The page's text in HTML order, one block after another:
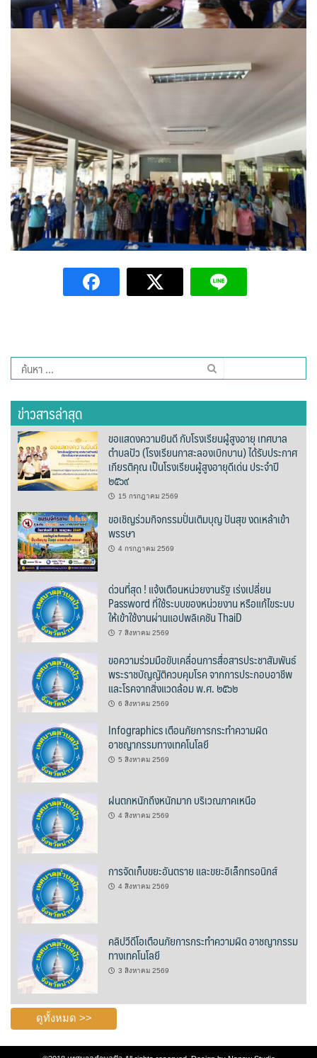
นครน่านทัวร์
รถโดยสารประจำทาง น่าน – ปัว
รถโดยสารประจำทาง ปัว – บ่อเกลือ
ลักษณาคาร์เร้นท์
สมบัติทัวร์ (ทุ่งช้าง – กรุงเทพฯ)
สุวัฒนายานยนต์
ธุรกิจสปา/ร้านนวด
ติ๊ก นวดเพื่อสุขภาพ
เฮือนปัว
แวนด้านวดไทยเพื่อสุขภาพ
นโยบายความเป็นส่วนตัว
บริการออนไลน์ ESERVICE
บุคลากร
กองการศึกษา
กองคลัง
กองช่าง
กองยุทธศาสตร์และงบประมาณ
กองสาธารณสุขและสิ่งแวดล้อม
สำนักปลัดเทศบาล
หน่วยตรวจสอบภายใน
ปภัสสรา
ผู้บริหารเทศบาล
มังกี้ชา สาขาปัว
ร้องเรียนทุจริต
ร้านของฝากที่ระลึก
ของฝากฮักปัว
บริษัท ดอยซิลเวอร์ แฟคตอรี่ จำกัด
บ้านสมุนไพรไอริณจินดา
ร้านของฝากเมิงโป
ค้นหา
สำหรับ:
ข่าวสารล่าสุด
ขอแสดงความยินดี กับโรงเรียนผู้สูงอายุ เทศบาล
ตำบลปัว (โรงเรียนกาสะลองเบิกบาน) ได้รับประกาศ
เกียรติคุณ เป็นโรงเรียนผู้สูงอายุดีเด่น ประจำปี
๒๕๖๙
15 กรกฎาคม 2569
ขอเชิญร่วมกิจกรรมปั่นเติมบุญ ปันสุข งดเหล้าเข้า
พรรษา
4 กรกฎาคม 2569
ด่วนที่สุด ! แจ้งเตือนหน่วยงานรัฐ เร่งเปลี่ยน
Password ที่ใช้ระบบของหน่วยงาน หรือแก้ไขระบบ
ให้เข้าใช้งานผ่านแอปพลิเคชัน ThaiD
7 สิงหาคม 2569
ขอความร่วมมือขับเคลื่อนการสื่อสารประชาสัมพันธ์
พระราชบัญญัติควบคุมโรค จากการประกอบอาชีพ
และโรคจากสิ่งแวดล้อม พ.ศ. ๒๕๖๒
6 สิงหาคม 2569
Infographics เตือนภัยการกระทำความผิด
อาชญากรรมทางเทคโนโลยี
5 สิงหาคม 2569
ฝนตกหนักถึงหนักมาก บริเวณภาคเหนือ
4 สิงหาคม 2569
การจัดเก็บขยะอันตราย และขยะอิเล็กทรอนิกส์
4 สิงหาคม 2569
คลิปวีดีโอเตือนภัยการกระทำความผิด อาชญากรรม
ทางเทคโนโลยี
3 สิงหาคม 2569
ดูทั้งหมด >>